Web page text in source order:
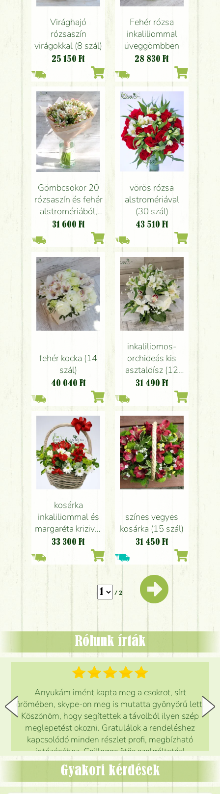
Virághajó
rózsaszín
virágokkal (8 szál)
25 150 Ft
Fehér rózsa
inkaliliommal
üveggömbben
28 830 Ft
Gömbcsokor 20
rózsaszín és fehér
alstromériából,
vázával
31 600 Ft
vörös rózsa
alstromériával
(30 szál)
43 510 Ft
fehér kocka (14
szál)
40 040 Ft
inkaliliomos-
orchideás kis
asztaldísz (12
szál)
31 490 Ft
kosárka
inkaliliommal és
margaréta krizivel
(9 szál)
33 300 Ft
színes vegyes
kosárka (15 szál)
31 450 Ft
/ 2
Rólunk írták
Anyukám imént kapta meg a csokrot, sírt
örömében, skype-on meg is mutatta gyönyörű lett.
Köszönöm, hogy segítettek a távolból ilyen szép
meglepetést okozni. Gratulálok a rendeléshez
kapcsolódó minden részlet profi, megbízható
intézéséhez. Csillagos ötös szolgáltatás!
Mónika
Gyakori kérdések